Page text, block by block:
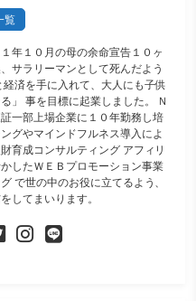
覧
年１０月の母の余命宣告１０ヶ
サラリーマンとして死んだよう
済を手に入れて、大人にも子供
」 事を目標に起業しました。 Ｎ
一部上場企業に１０年勤務し培
グやマインドフルネス導入によ
育成コンサルティング アフィリ
したＷＥＢプロモーション事業
で世の中のお役に立てるよう、
してまいります。